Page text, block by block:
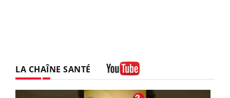
LA CHAÎNE SANTÉ